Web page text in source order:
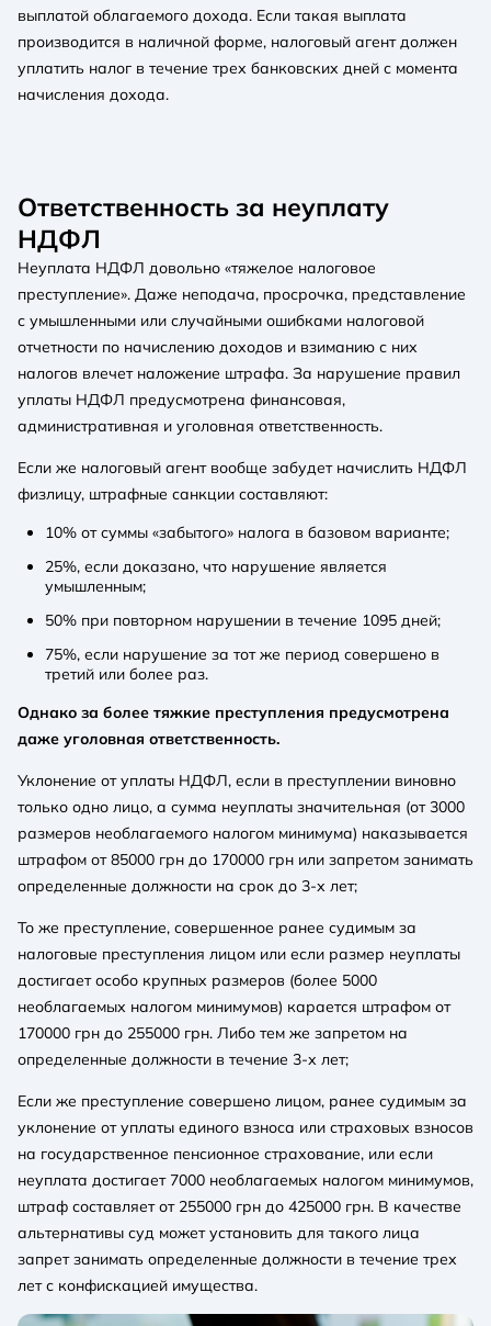
выплатой облагаемого дохода. Если такая выплата
производится в наличной форме, налоговый агент должен
уплатить налог в течение трех банковских дней с момента
начисления дохода.
Ответственность за неуплату
НДФЛ
Неуплата НДФЛ довольно «тяжелое налоговое
преступление». Даже неподача, просрочка, представление
с умышленными или случайными ошибками налоговой
отчетности по начислению доходов и взиманию с них
налогов влечет наложение штрафа. За нарушение правил
уплаты НДФЛ предусмотрена финансовая,
административная и уголовная ответственность.
Если же налоговый агент вообще забудет начислить НДФЛ
физлицу, штрафные санкции составляют:
10% от суммы «забытого» налога в базовом варианте;
25%, если доказано, что нарушение является
умышленным;
50% при повторном нарушении в течение 1095 дней;
75%, если нарушение за тот же период совершено в
третий или более раз.
Однако за более тяжкие преступления предусмотрена
даже уголовная ответственность.
Уклонение от уплаты НДФЛ, если в преступлении виновно
только одно лицо, а сумма неуплаты значительная (от 3000
размеров необлагаемого налогом минимума) наказывается
штрафом от 85000 грн до 170000 грн или запретом занимать
определенные должности на срок до 3-х лет;
То же преступление, совершенное ранее судимым за
налоговые преступления лицом или если размер неуплаты
достигает особо крупных размеров (более 5000
необлагаемых налогом минимумов) карается штрафом от
170000 грн до 255000 грн. Либо тем же запретом на
определенные должности в течение 3-х лет;
Если же преступление совершено лицом, ранее судимым за
уклонение от уплаты единого взноса или страховых взносов
на государственное пенсионное страхование, или если
неуплата достигает 7000 необлагаемых налогом минимумов,
штраф составляет от 255000 грн до 425000 грн. В качестве
альтернативы суд может установить для такого лица
запрет занимать определенные должности в течение трех
лет с конфискацией имущества.